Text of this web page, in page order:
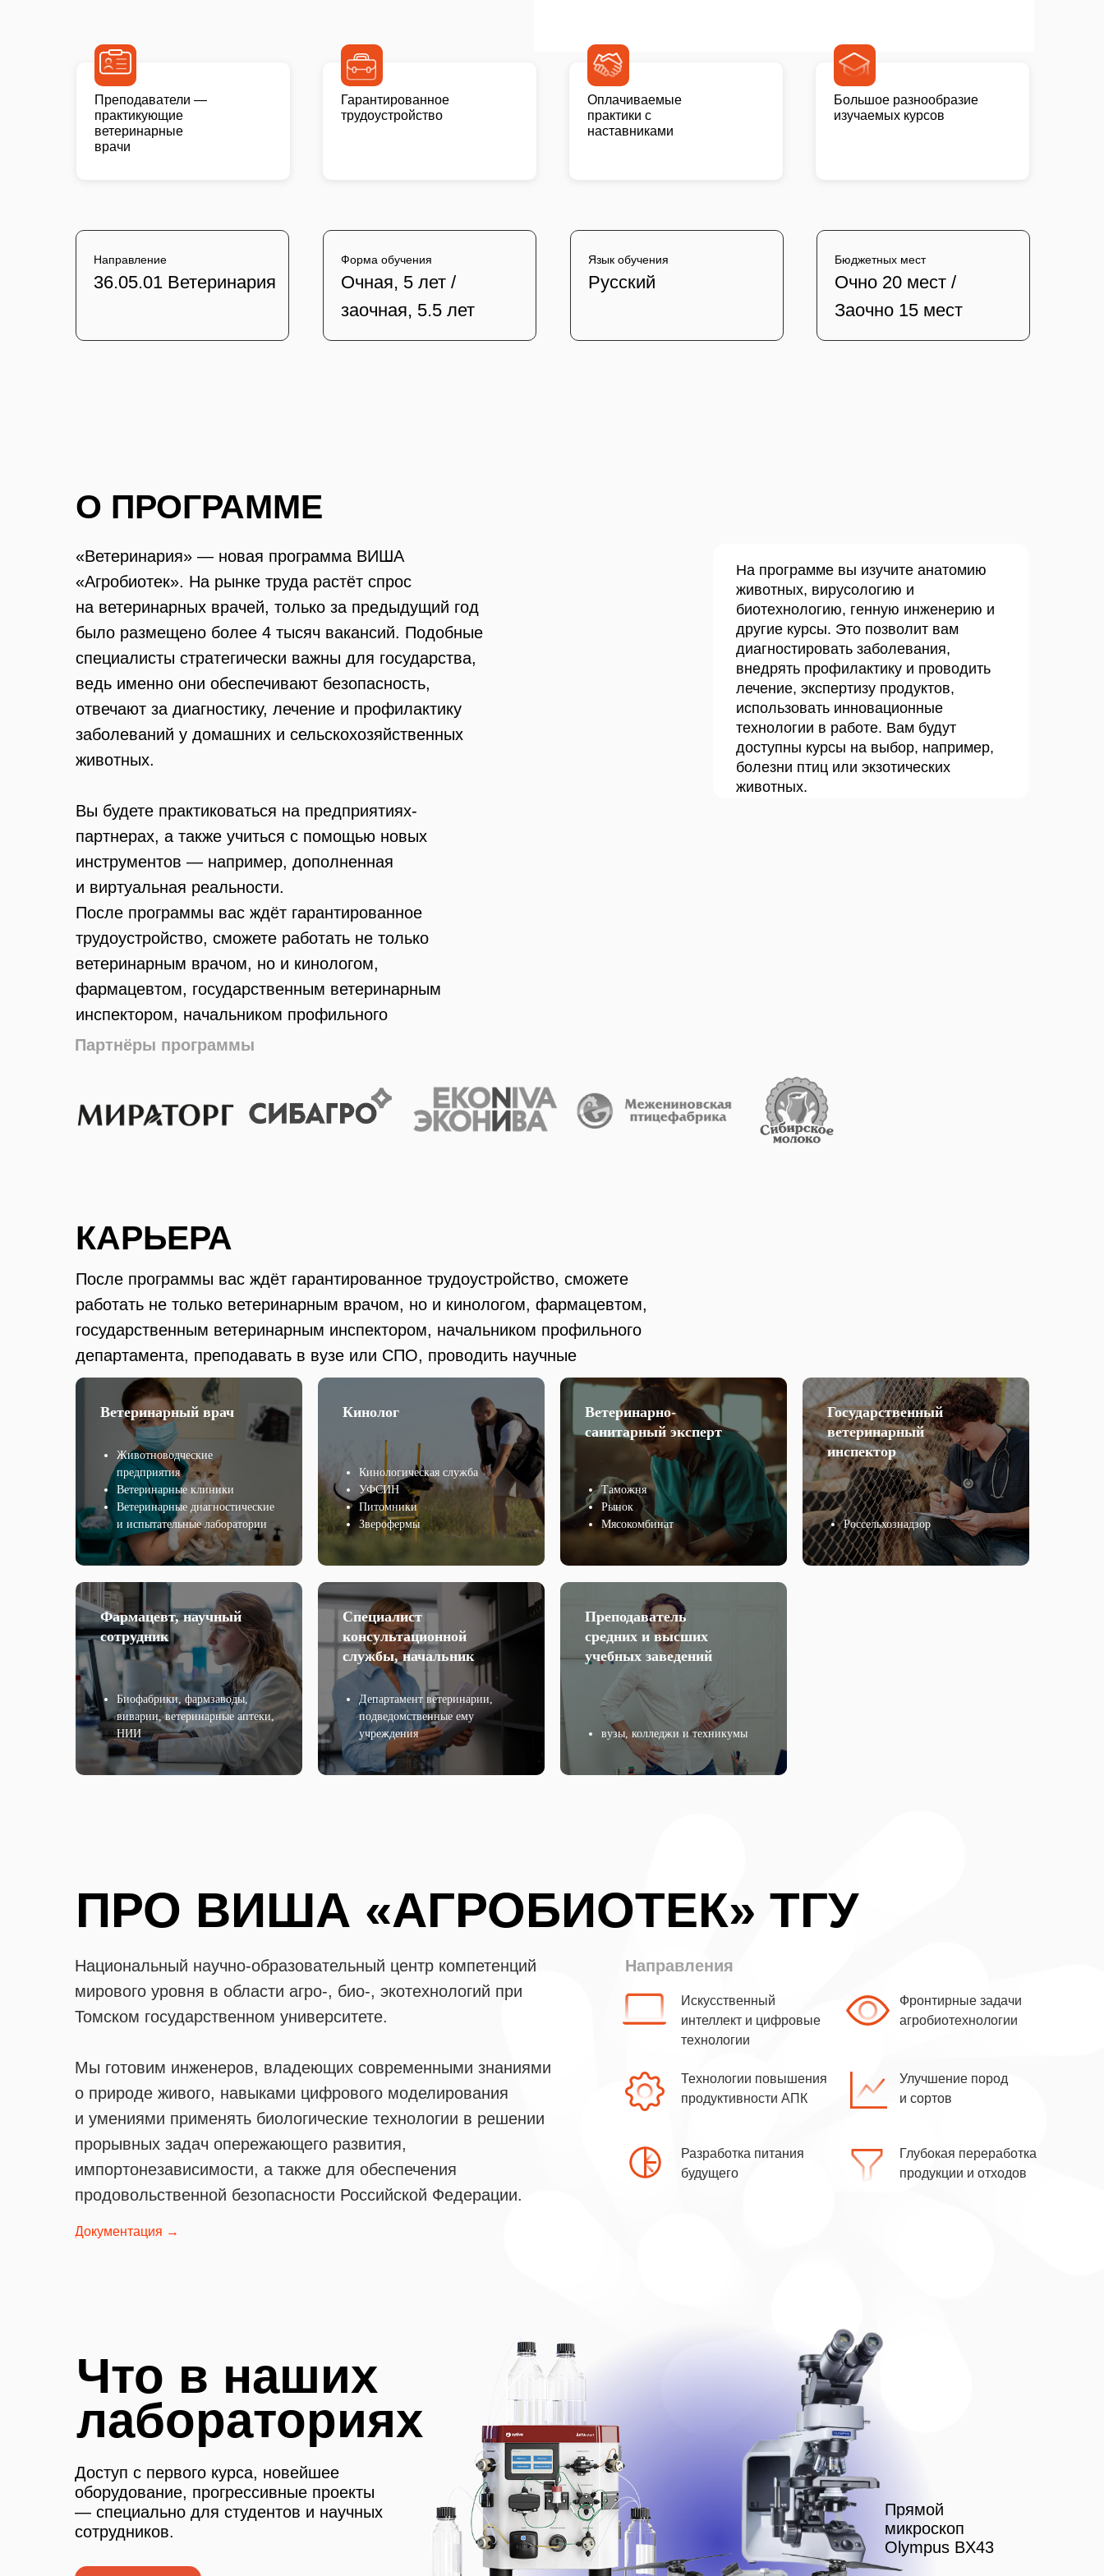
Большое разнообразие
изучаемых курсов
Оплачиваемые
практики с
наставниками
Гарантированное
трудоустройство
Преподаватели —
практикующие
ветеринарные
врачи
36.05.01 Ветеринария
Направление
Очная, 5 лет /
заочная, 5.5 лет
Форма обучения
Русский
Язык обучения
Очно 20 мест /
Заочно 15 мест
Бюджетных мест
«Ветеринария» — новая программа ВИША
«Агробиотек». На рынке труда растёт спрос
на ветеринарных врачей, только за предыдущий год
было размещено более 4 тысяч вакансий. Подобные
специалисты стратегически важны для государства,
ведь именно они обеспечивают безопасность,
отвечают за диагностику, лечение и профилактику
заболеваний у домашних и сельскохозяйственных
животных.
Вы будете практиковаться на предприятиях-
партнерах, а также учиться с помощью новых
инструментов — например, дополненная
и виртуальная реальности.
После программы вас ждёт гарантированное
трудоустройство, сможете работать не только
ветеринарным врачом, но и кинологом,
фармацевтом, государственным ветеринарным
инспектором, начальником профильного
департамента, преподавать в вузе или СПО,
О ПРОГРАММЕ
На программе вы изучите анатомию
животных, вирусологию и
биотехнологию, генную инженерию и
другие курсы. Это позволит вам
диагностировать заболевания,
внедрять профилактику и проводить
лечение, экспертизу продуктов,
использовать инновационные
технологии в работе. Вам будут
доступны курсы на выбор, например,
болезни птиц или экзотических
животных.
Партнёры программы
После программы вас ждёт гарантированное трудоустройство, сможете
работать не только ветеринарным врачом, но и кинологом, фармацевтом,
государственным ветеринарным инспектором, начальником профильного
департамента, преподавать в вузе или СПО, проводить научные
исследования.
КАРЬЕРА
Ветеринарный врач
Животноводческие
предприятия
Ветеринарные клиники
Ветеринарные диагностические
и испытательные лаборатории
Кинолог
Кинологическая служба
УФСИН
Питомники
Зверофермы
Ветеринарно-
санитарный эксперт
Таможня
Рынок
Мясокомбинат
Государственный
ветеринарный
инспектор
Россельхознадзор
Фармацевт, научный
сотрудник
Биофабрики, фармзаводы,
виварии, ветеринарные аптеки,
НИИ
Специалист
консультационной
службы, начальник
Департамент ветеринарии,
подведомственные ему
учреждения
Преподаватель
средних и высших
учебных заведений
вузы, колледжи и техникумы
ПРО ВИША «АГРОБИОТЕК» ТГУ
Национальный научно-образовательный центр компетенций
мирового уровня в области агро-, био-, экотехнологий при
Томском государственном университете.
Мы готовим инженеров, владеющих современными знаниями
о природе живого, навыками цифрового моделирования
и умениями применять биологические технологии в решении
прорывных задач опережающего развития,
импортонезависимости, а также для обеспечения
продовольственной безопасности Российской Федерации.
Направления
Искусственный
интеллект и цифровые
технологии
Фронтирные задачи
агробиотехнологии
Технологии повышения
продуктивности АПК
Улучшение пород
и сортов
Разработка питания
будущего
Глубокая переработка
продукции и отходов
Документация →
Что в наших
лабораториях
Прямой
микроскоп
Olympus BX43
Доступ с первого курса, новейшее
оборудование, прогрессивные проекты
— специально для студентов и научных
сотрудников.